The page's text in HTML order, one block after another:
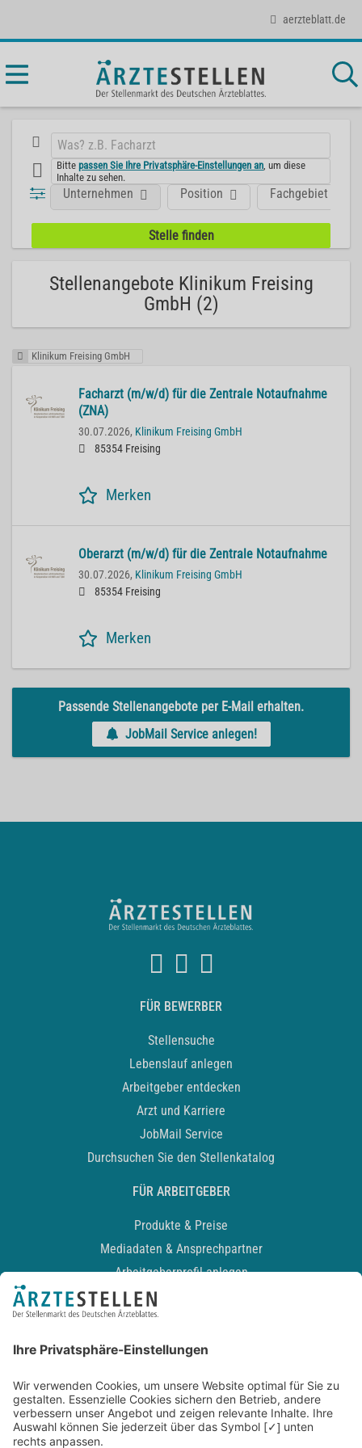
aerzteblatt.de
Bittepassen Sie Ihre Privatsphäre-Einstellungen an , um diese
Inhalte zu sehen.
Position Fachgebiet
Unternehmen
Stellenangebote Klinikum Freising
GmbH (2)
Klinikum Freising GmbH
Facharzt (m/w/d) für die Zentrale Notaufnahme
(ZNA)
30.07.2026, Klinikum Freising GmbH
85354 Freising
Merken
Oberarzt (m/w/d) für die Zentrale Notaufnahme
30.07.2026, Klinikum Freising GmbH
85354 Freising
Merken
Passende Stellenangebote per E-Mail erhalten.
JobMail Service anlegen!
FÜR BEWERBER
Stellensuche
Lebenslauf anlegen
Arbeitgeber entdecken
Arzt und Karriere
JobMail Service
Durchsuchen Sie den Stellenkatalog
FÜR ARBEITGEBER
Produkte & Preise
Mediadaten & Ansprechpartner
Arbeitgeberprofil anlegen
Recruiting-Podcast
Kontakt
Datenschutz
Newsletter